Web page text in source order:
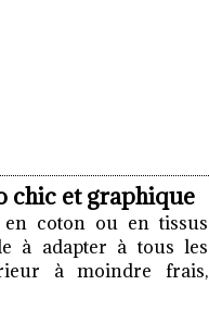
chic et graphique
en coton ou en tissus
à adapter à tous les
à moindre frais,